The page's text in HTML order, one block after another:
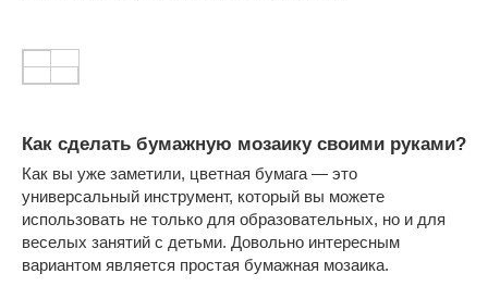
Как сделать бумажную мозаику своими руками?
Как вы уже заметили, цветная бумага — это
универсальный инструмент, который вы можете
использовать не только для образовательных, но и для
веселых занятий с детьми. Довольно интересным
вариантом является простая бумажная мозаика.